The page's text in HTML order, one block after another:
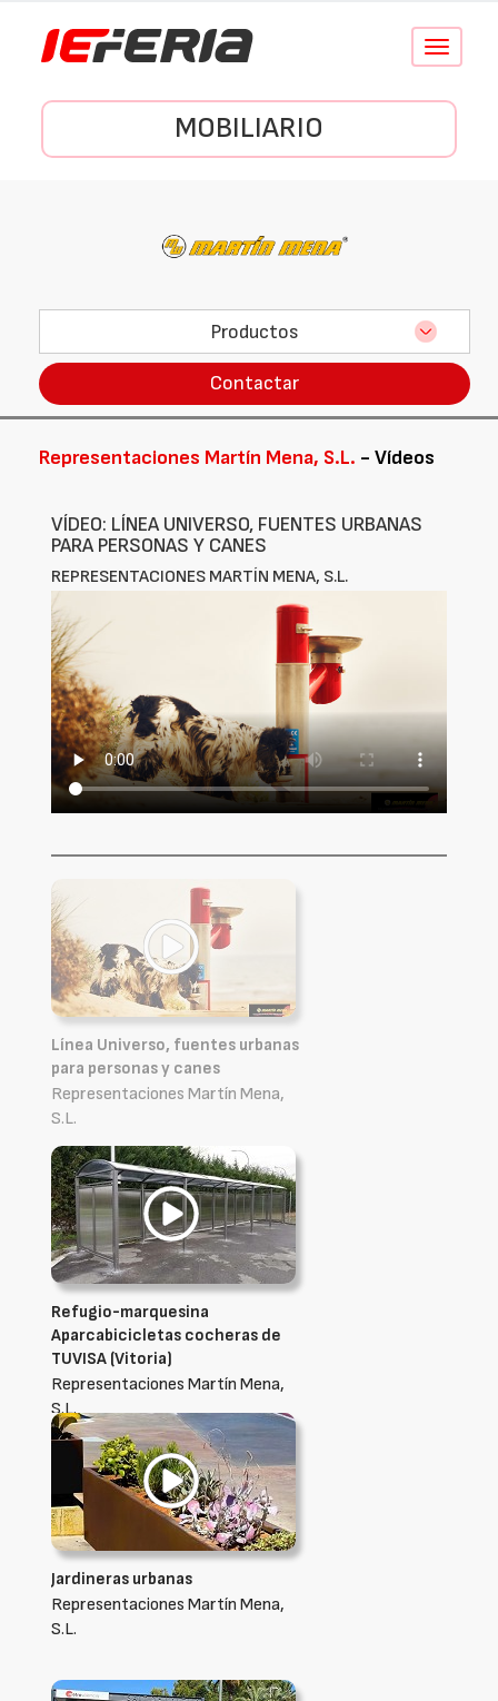
Conmutar
MOBILIARIO
Productos
Contactar
Representaciones Martín Mena, S.L. - Vídeos
VÍDEO: LÍNEA UNIVERSO, FUENTES URBANAS
PARA PERSONAS Y CANES
REPRESENTACIONES MARTÍN MENA, S.L.
Línea Universo, fuentes urbanas
para personas y canes
Representaciones Martín Mena,
S.L.
Refugio-marquesina
Aparcabicicletas cocheras de
TUVISA (Vitoria)
Representaciones Martín Mena,
S.L.
Jardineras urbanas
Representaciones Martín Mena,
S.L.